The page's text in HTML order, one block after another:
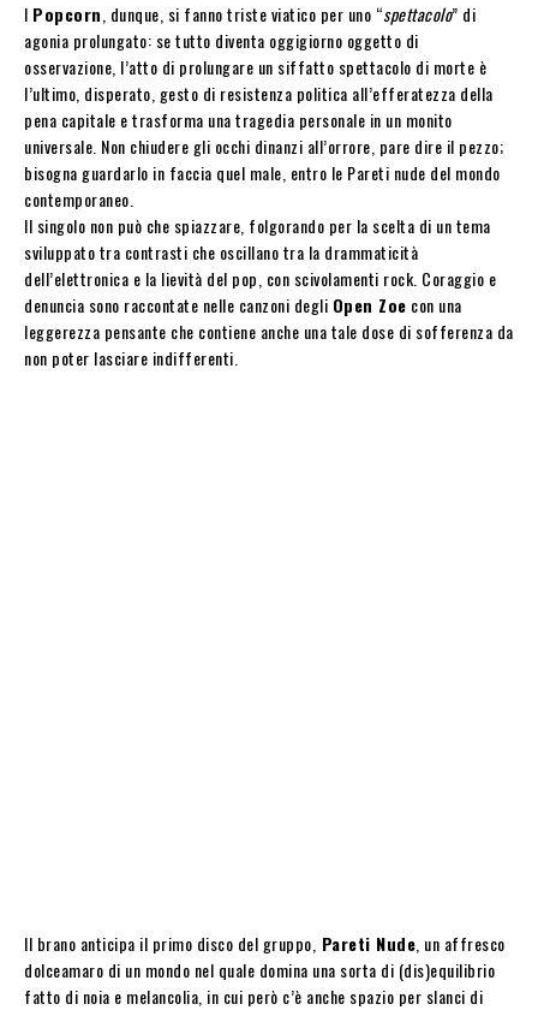
I Popcorn , dunque, si fanno triste viatico per uno “spettacolo” di
agonia prolungato: se tutto diventa oggigiorno oggetto di
osservazione, l’atto di prolungare un siffatto spettacolo di morte è
l’ultimo, disperato, gesto di resistenza politica all’efferatezza della
pena capitale e trasforma una tragedia personale in un monito
universale. Non chiudere gli occhi dinanzi all’orrore, pare dire il pezzo;
bisogna guardarlo in faccia quel male, entro le Pareti nude del mondo
contemporaneo.
Il singolo non può che spiazzare, folgorando per la scelta di un tema
sviluppato tra contrasti che oscillano tra la drammaticità
dell’elettronica e la lievità del pop, con scivolamenti rock. Coraggio e
denuncia sono raccontate nelle canzoni degli Open Zoe con una
leggerezza pensante che contiene anche una tale dose di sofferenza da
non poter lasciare indifferenti.
Il brano anticipa il primo disco del gruppo, Pareti Nude , un affresco
dolceamaro di un mondo nel quale domina una sorta di (dis)equilibrio
fatto di noia e melancolia, in cui però c’è anche spazio per slanci di